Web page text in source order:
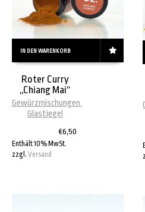
IN DEN WARENKORB
Roter Curry
„Chiang Mai“
Gewürzmischungen,
Glastiegel
€6,50
Enthält 10% MwSt.
zzgl. Versand